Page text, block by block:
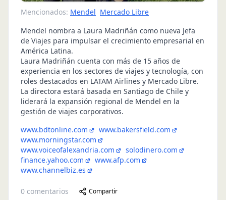
Mencionados: Mendel Mercado Libre
Mendel nombra a Laura Madriñán como nueva Jefa
de Viajes para impulsar el crecimiento empresarial en
América Latina.
Laura Madriñán cuenta con más de 15 años de
experiencia en los sectores de viajes y tecnología, con
roles destacados en LATAM Airlines y Mercado Libre.
La directora estará basada en Santiago de Chile y
liderará la expansión regional de Mendel en la
gestión de viajes corporativos.
www.bdtonline.com
www.bakersfield.com
www.morningstar.com
www.voiceofalexandria.com
solodinero.com
finance.yahoo.com
www.afp.com
www.channelbiz.es
0 comentarios Compartir